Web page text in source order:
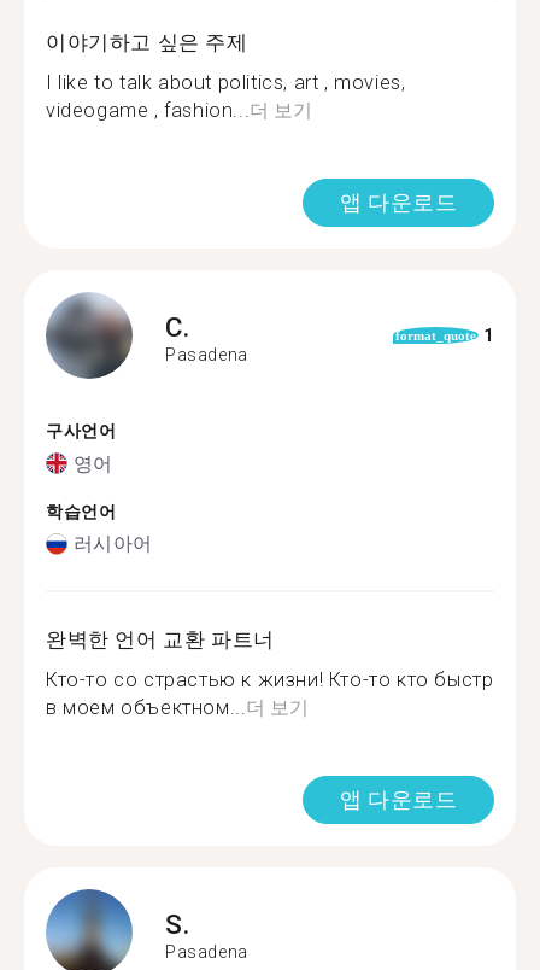
이야기하고 싶은 주제
I like to talk about politics, art , movies,
videogame , fashion...더 보기
앱 다운로드
C.
Pasadena
format_quote 1
구사언어
영어
학습언어
러시아어
완벽한 언어 교환 파트너
Кто-то со страстью к жизни! Кто-то кто быстр
в моем объектном...더 보기
앱 다운로드
S.
Pasadena